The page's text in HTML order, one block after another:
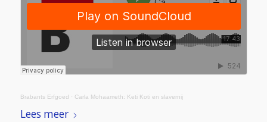
Brabants Erfgoed · Carla Mohaameth: Keti Koti en slavernij
Lees meer